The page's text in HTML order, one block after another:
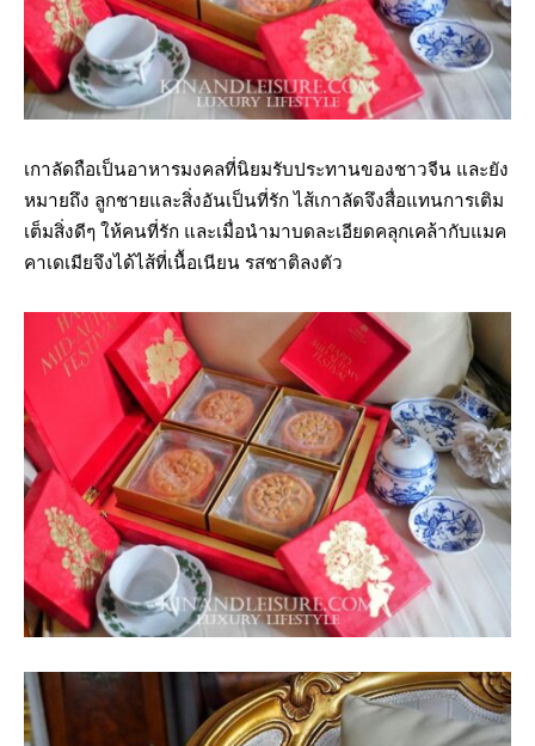
เกาลัดถือเป็นอาหารมงคลที่นิยมรับประทานของชาวจีน และยัง
หมายถึง ลูกชายและสิ่งอันเป็นที่รัก ไส้เกาลัดจึงสื่อแทนการเติม
เต็มสิ่งดีๆ ให้คนที่รัก และเมื่อนำมาบดละเอียดคลุกเคล้ากับแมค
คาเดเมียจึงได้ไส้ที่เนื้อเนียน รสชาติลงตัว